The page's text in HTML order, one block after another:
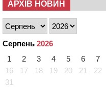
АРХІВ НОВИН
Серпень 2026
1
2 3 4 5 6 7
16
17 18 19 20 21 22
31